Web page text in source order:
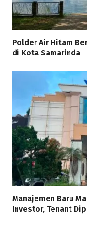
Polder Air Hitam
di Kota Samarinda
Manajemen Baru
Investor, Tenant